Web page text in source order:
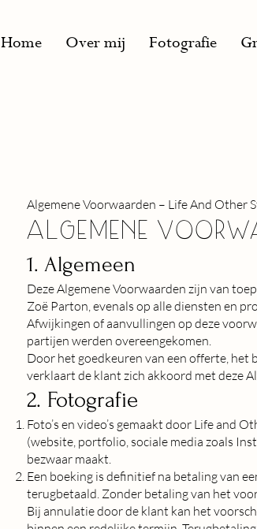
Home Over mij Fotografie
Algemene Voorwaarden – Life And Other
Algemene
1. Algemeen
Deze Algemene Voorwaarden zijn van
Zoë Parton, evenals op alle diensten en
Afwijkingen of aanvullingen op deze
partijen werden overeengekomen.
Door het goedkeuren van een offerte, het
verklaart de klant zich akkoord met deze
2. Fotografie
Foto’s en video’s gemaakt door Life and
(website, portfolio, sociale media zoals
bezwaar maakt.
Een boeking is definitief na betaling van
terugbetaald. Zonder betaling van het
Bij annulatie door de klant kan het